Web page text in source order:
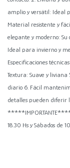
amplio y versátil: Ideal
Material resistente y
elegante y moderno:
Ideal para invierno y
Especificaciones
Textura: Suave y liviana
diario 6. Fácil
detalles pueden diferir
*****IMPORTANTE****
18.30 Hs y Sábados de